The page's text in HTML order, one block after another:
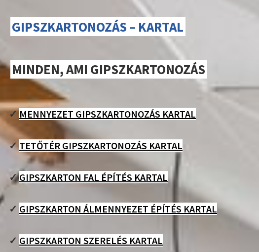
GIPSZKARTONOZÁS – KARTAL
MINDEN, AMI GIPSZKARTONOZÁS
✓MENNYEZET GIPSZKARTONOZÁS KARTAL
✓TETŐTÉR GIPSZKARTONOZÁS KARTAL
✓GIPSZKARTON FAL ÉPÍTÉS KARTAL
✓ GIPSZKARTON ÁLMENNYEZET ÉPÍTÉS KARTAL
✓ GIPSZKARTON SZERELÉS KARTAL